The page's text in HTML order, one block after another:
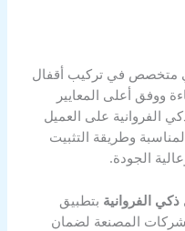
متخصص في تركيب أقفال
ووفق أعلى المعايير
الفروانية على العميل
وطريقة التثبيت
الجودة.
الفروانية بتطبيق
المصنعة لضمان